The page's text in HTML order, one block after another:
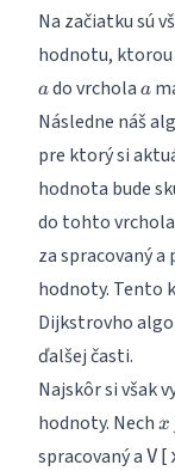
Na začiatku sú
hodnotu, ktorou
a
ado vrchola a
a
Následne náš
pre ktorý si
hodnota bude
do tohto
za spracovaný
hodnoty. Tento
Dijkstrovho
ďalšej časti.
Najskôr si však
hodnoty. Nech x
x
spracovaný a